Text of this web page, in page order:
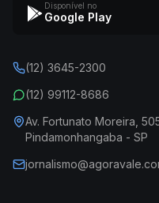
Disponível no
Google Play
(12) 3645-2300
(12) 99112-8686
Av. Fortunato Moreira,
Pindamonhangaba - SP